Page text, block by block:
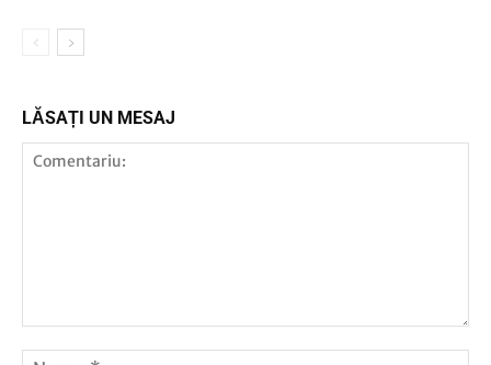
LĂSAȚI UN MESAJ